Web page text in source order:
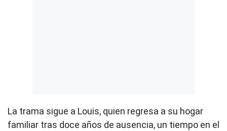
La trama sigue a Louis, quien regresa a su hogar
familiar tras doce años de ausencia, un tiempo en el